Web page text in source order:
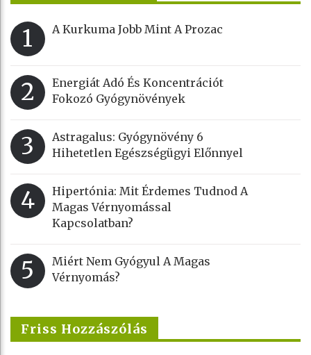
1 A Kurkuma Jobb Mint A Prozac
2
Energiát Adó És Koncentrációt
Fokozó Gyógynövények
3
Astragalus: Gyógynövény 6
Hihetetlen Egészségügyi Előnnyel
4
Hipertónia: Mit Érdemes Tudnod A
Magas Vérnyomással
Kapcsolatban?
5
Miért Nem Gyógyul A Magas
Vérnyomás?
Friss Hozzászólás